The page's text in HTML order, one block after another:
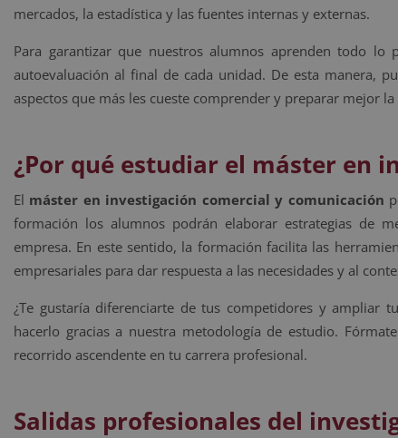
mercados, la estadística y las fuentes internas y externas.
Para garantizar que nuestros alumnos aprenden todo
autoevaluación al final de cada unidad. De esta manera,
aspectos que más les cueste comprender y preparar mejor
¿Por qué estudiar el máster en
El máster en investigación comercial y comunicación
formación los alumnos podrán elaborar estrategias de
empresa. En este sentido, la formación facilita las
empresariales para dar respuesta a las necesidades y al
¿Te gustaría diferenciarte de tus competidores y ampliar
hacerlo gracias a nuestra metodología de estudio.
recorrido ascendente en tu carrera profesional.
Salidas profesionales del